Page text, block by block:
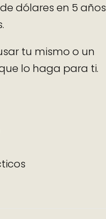
dólares en 5 años
tu mismo o un
lo haga para ti.